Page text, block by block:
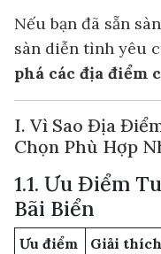
Nếu bạn đã sẵn
sàn diễn tình yêu
phá các địa điểm
I. Vì Sao Địa
Chọn Phù Hợp
1.1. Ưu Điểm
Bãi Biển
Ưu điểm
Giải thích